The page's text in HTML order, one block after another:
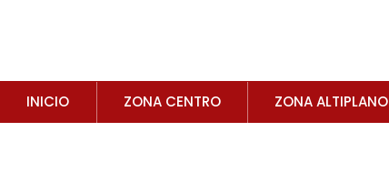
INICIO ZONA CENTRO ZONA ALTIPLANO